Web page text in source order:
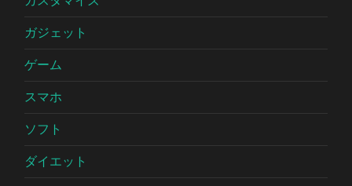
ガジェット
ゲーム
スマホ
ソフト
ダイエット